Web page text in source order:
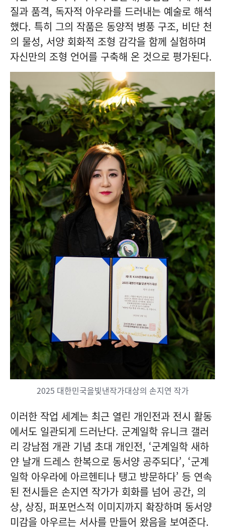
질과 품격, 독자적 아우라를 드러내는 예술로 해석
했다. 특히 그의 작품은 동양적 병풍 구조, 비단 천
의 물성, 서양 회화적 조형 감각을 함께 실험하며
자신만의 조형 언어를 구축해 온 것으로 평가된다.
2025 대한민국을빛낸작가대상의 손지연 작가
이러한 작업 세계는 최근 열린 개인전과 전시 활동
에서도 일관되게 드러난다. 군계일학 유니크 갤러
리 강남점 개관 기념 초대 개인전, ‘군계일학 새하
얀 날개 드레스 한복으로 동서양 공주되다’, ‘군계
일학 아우라에 아르헨티나 탱고 방문하다’ 등 연속
된 전시들은 손지연 작가가 회화를 넘어 공간, 의
상, 상징, 퍼포먼스적 이미지까지 확장하며 동서양
미감을 아우르는 서사를 만들어 왔음을 보여준다.